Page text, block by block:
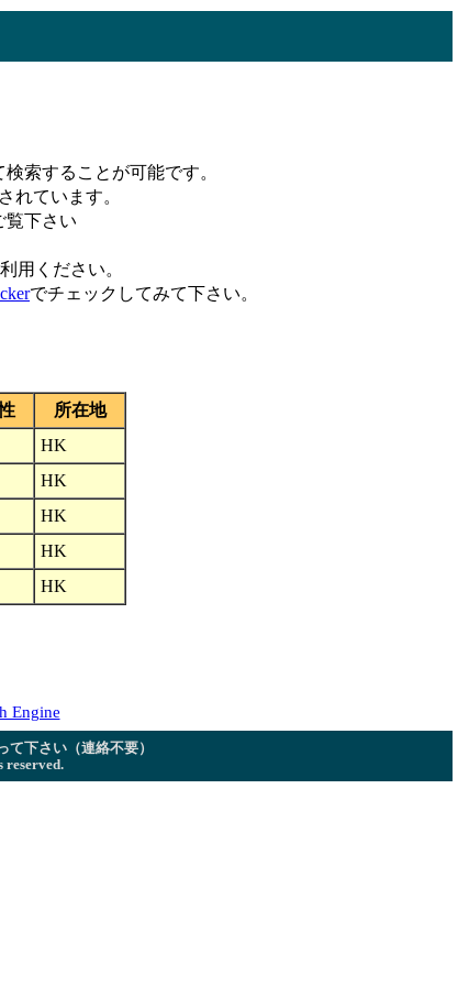
索することが可能です。
れています。
覧下さい
用ください。
でチェックしてみて下さい。
所在地
HK
HK
HK
HK
HK
Engine
下さい（連絡不要）